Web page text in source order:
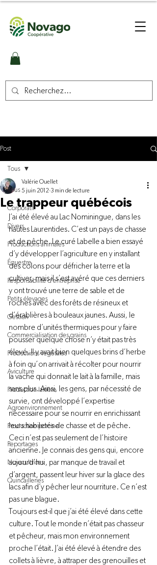
Post
Tous
Corporatif
Divers
Productions animales
Équestre
Responsabilité d'entreprise
Petits élevages
Gestion
Commercialisation des grains
Productions végétales
Aviculture
Production laitière
Agroenvironnement
Production porcine
Reportages
Novacultrices
Quincailleries
Tous
Le trappeur québécois
Valérie Ouellet
5 juin 2012 3 min de lecture
J’ai été élevé au Lac Nominingue, dans les
hautes Laurentides. C’est un pays de chasse
et de pêche. Le curé Labelle a bien essayé
d’y développer l’agriculture en y installant
des colons pour défricher la terre et la
cultiver, mais il s’est avéré que ces derniers
y ont trouvé une terre de sable et de
roches avec des forêts de résineux et
d’érablières à bouleaux jaunes. Aussi, le
nombre d’unités thermiques pour y faire
pousser quelque chose n’y était pas très
élevé. Il y avait bien quelques brins d’herbe
à foin qu’on arrivait à récolter pour nourrir
la vache qui donnait le lait à la famille, mais
sans plus. Ainsi, les gens, par nécessité de
survie, ont développé l’expertise
nécessaire pour se nourrir en enrichissant
leurs habiletés de chasse et de pêche.
Ceci n’est pas seulement de l’histoire
ancienne. Je connais des gens qui, encore
aujourd’hui, par manque de travail et
d’argent, passent leur hiver sur la glace des
lacs afin d’y pêcher leur nourriture. Ce n’est
pas une blague.
Toujours est-il que j’ai été élevé dans cette
culture. Tout le monde n’était pas chasseur
et pêcheur, mais mon environnement
proche l’était. J’ai été élevé à étendre des
collets à lièvre, à attraper des grenouilles et